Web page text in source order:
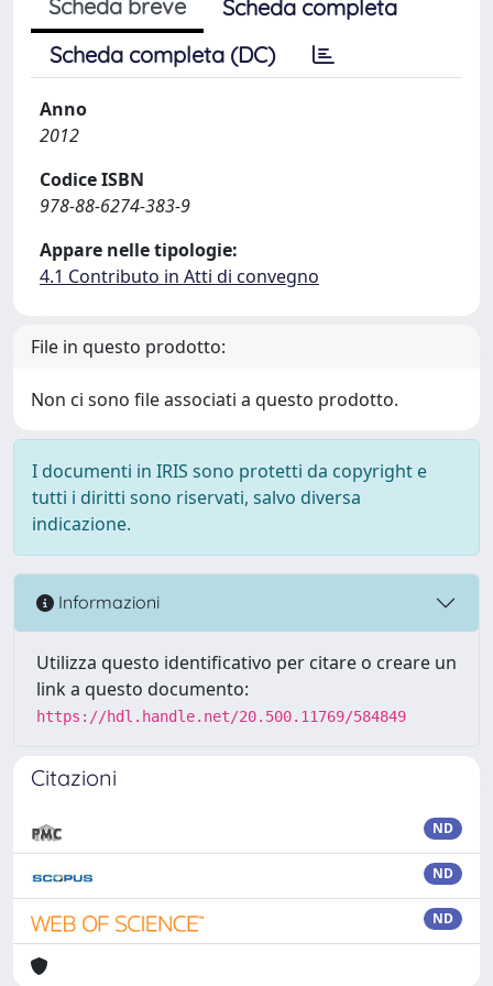
Scheda breve
Scheda completa
Scheda completa (DC)
Anno
2012
Codice ISBN
978-88-6274-383-9
Appare nelle tipologie:
4.1 Contributo in Atti di convegno
File in questo prodotto:
Non ci sono file associati a questo prodotto.
I documenti in IRIS sono protetti da copyright e
tutti i diritti sono riservati, salvo diversa
indicazione.
Informazioni
Utilizza questo identificativo per citare o creare un
link a questo documento:
https://hdl.handle.net/20.500.11769/584849
Citazioni
ND
ND
ND